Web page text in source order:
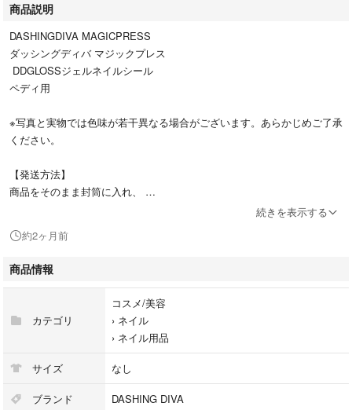
商品説明
DASHINGDIVA MAGICPRESS
ダッシングディバ マジックプレス
DDGLOSSジェルネイルシール
ペディ用
※写真と実物では色味が若干異なる場合がございます。あらかじめご了承
ください。
【発送方法】
商品をそのまま封筒に入れ、
続きを表示する
約2ヶ月前
商品情報
カテゴリ
コスメ/美容
› ネイル
› ネイル用品
サイズ なし
ブランド DASHING DIVA